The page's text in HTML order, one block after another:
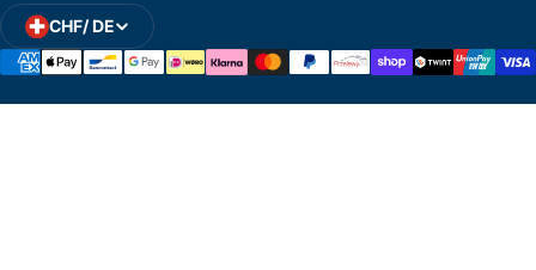
Regions- und Sprachauswahl öffnen
CHF/DE